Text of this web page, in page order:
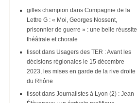
gilles champion dans Compagnie de la
Lettre G : « Moi, Georges Nossent,
prisonnier de guerre » : une belle réussite
théâtrale et chorale
tissotdans Usagers des TER : Avant les
décisions régionales le 15 décembre
2023, les mises en garde de la rive droite
du Rhône
tissotdans Journalistes à Lyon (2) : Jean